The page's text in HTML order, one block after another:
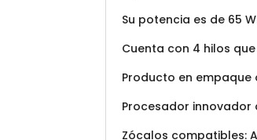
Su potencia es de 65
Cuenta con 4 hilos
Producto en empaque
Procesador
Zócalos compatibles: